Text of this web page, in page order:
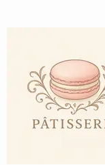
(Pressez
Entrée)